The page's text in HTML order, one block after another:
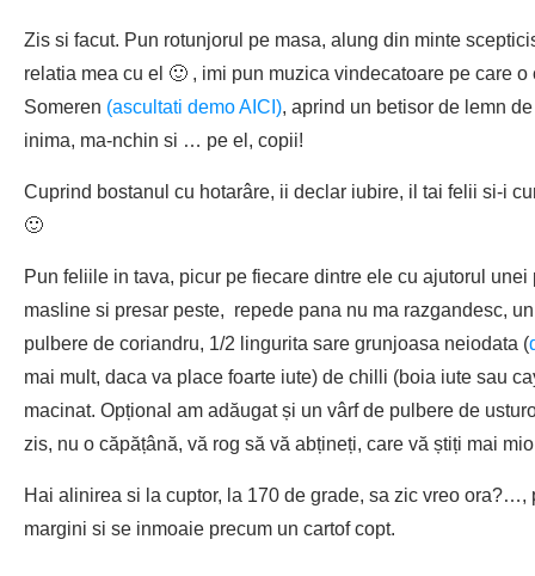
Zis si facut. Pun rotunjorul pe masa, alung din minte
relatia mea cu el 🙂 , imi pun muzica vindecatoare pe care
Someren (ascultati demo AICI), aprind un betisor de lemn
inima, ma-nchin si … pe el, copii!
Cuprind bostanul cu hotarâre, ii declar iubire, il tai felii si-i
🙂
Pun feliile in tava, picur pe fiecare dintre ele cu ajutorul
masline si presar peste, repede pana nu ma razgandesc,
pulbere de coriandru, 1/2 lingurita sare grunjoasa neiodata (
mai mult, daca va place foarte iute) de chilli (boia iute sau
macinat. Opțional am adăugat și un vârf de pulbere de
zis, nu o căpățână, vă rog să vă abțineți, care vă știți mai
Hai alinirea si la cuptor, la 170 de grade, sa zic vreo ora?…,
margini si se inmoaie precum un cartof copt.